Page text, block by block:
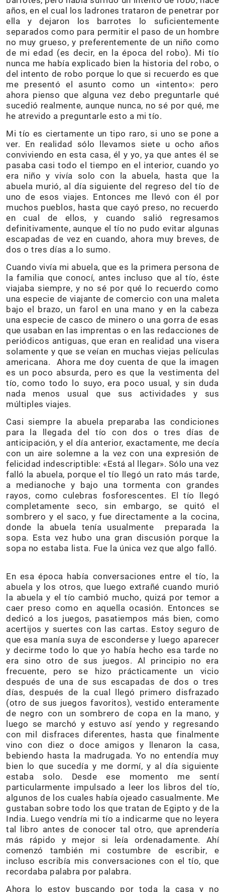
años, en el cual los ladrones trataron de penetrar por
ella y dejaron los barrotes lo suficientemente
separados como para permitir el paso de un hombre
no muy grueso, y preferentemente de un niño como
de mi edad (es decir, en la época del robo). Mi tío
nunca me había explicado bien la historia del robo, o
del intento de robo porque lo que si recuerdo es que
me presentó el asunto como un «intento»: pero
ahora pienso que alguna vez debo preguntarle qué
sucedió realmente, aunque nunca, no sé por qué, me
he atrevido a preguntarle esto a mi tío.
Mi tío es ciertamente un tipo raro, si uno se pone a
ver. En realidad sólo llevamos siete u ocho años
conviviendo en esta casa, él y yo, ya que antes él se
pasaba casi todo el tiempo en el interior, cuando yo
era niño y vivía solo con la abuela, hasta que la
abuela murió, al día siguiente del regreso del tío de
uno de esos viajes. Entonces me llevó con él por
muchos pueblos, hasta que cayó preso, no recuerdo
en cual de ellos, y cuando salió regresamos
definitivamente, aunque el tío no pudo evitar algunas
escapadas de vez en cuando, ahora muy breves, de
dos o tres días a lo sumo.
Cuando vivía mi abuela, que es la primera persona de
la familia que conocí, antes incluso que al tío, éste
viajaba siempre, y no sé por qué lo recuerdo como
una especie de viajante de comercio con una maleta
bajo el brazo, un farol en una mano y en la cabeza
una especie de casco de minero o una gorra de esas
que usaban en las imprentas o en las redacciones de
periódicos antiguas, que eran en realidad una visera
solamente y que se veían en muchas viejas películas
americana. Ahora me doy cuenta de que la imagen
es un poco absurda, pero es que la vestimenta del
tío, como todo lo suyo, era poco usual, y sin duda
nada menos usual que sus actividades y sus
múltiples viajes.
Casi siempre la abuela preparaba las condiciones
para la llegada del tío con dos o tres días de
anticipación, y el día anterior, exactamente, me decía
con un aire solemne a la vez con una expresión de
felicidad indescriptible: «Está al llegar». Sólo una vez
falló la abuela, porque el tío llegó un rato más tarde,
a medianoche y bajo una tormenta con grandes
rayos, como culebras fosforescentes. El tío llegó
completamente seco, sin embargo, se quitó el
sombrero y el saco, y fue directamente a la cocina,
donde la abuela tenía usualmente preparada la
sopa. Esta vez hubo una gran discusión porque la
sopa no estaba lista. Fue la única vez que algo falló.
En esa época había conversaciones entre el tío, la
abuela y los otros, que luego extrañé cuando murió
la abuela y el tío cambió mucho, quizá por temor a
caer preso como en aquella ocasión. Entonces se
dedicó a los juegos, pasatiempos más bien, como
acertijos y suertes con las cartas. Estoy seguro de
que esa manía suya de esconderse y luego aparecer
y decirme todo lo que yo había hecho esa tarde no
era sino otro de sus juegos. Al principio no era
frecuente, pero se hizo prácticamente un vicio
después de una de sus escapadas de dos o tres
días, después de la cual llegó primero disfrazado
(otro de sus juegos favoritos), vestido enteramente
de negro con un sombrero de copa en la mano, y
luego se marchó y estuvo así yendo y regresando
con mil disfraces diferentes, hasta que finalmente
vino con diez o doce amigos y llenaron la casa,
bebiendo hasta la madrugada. Yo no entendía muy
bien lo que sucedía y me dormí, y al día siguiente
estaba solo. Desde ese momento me sentí
particularmente impulsado a leer los libros del tío,
algunos de los cuales había ojeado casualmente. Me
gustaban sobre todo los que tratan de Egipto y de la
India. Luego vendría mi tío a indicarme que no leyera
tal libro antes de conocer tal otro, que aprendería
más rápido y mejor si leía ordenadamente. Ahí
comenzó también mi costumbre de escribir, e
incluso escribía mis conversaciones con el tío, que
recordaba palabra por palabra.
Ahora lo estoy buscando por toda la casa y no